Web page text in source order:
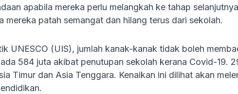
apabila mereka perlu melangkah ke tahap
mereka patah semangat dan hilang terus dari sekolah.
UNESCO (UIS), jumlah kanak-kanak tidak boleh
584 juta akibat penutupan sekolah kerana Covid-19.
Timur dan Asia Tenggara. Kenaikan ini dilihat akan